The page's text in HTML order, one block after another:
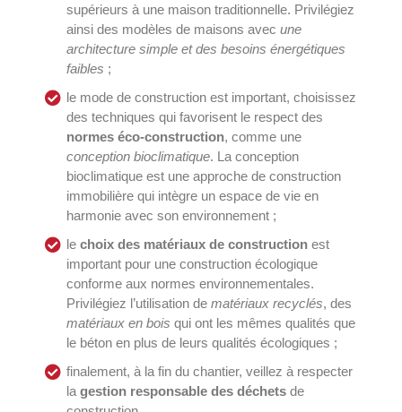
supérieurs à une maison traditionnelle. Privilégiez
ainsi des modèles de maisons avec une
architecture simple et des besoins énergétiques
faibles ;
le mode de construction est important, choisissez
des techniques qui favorisent le respect des
normes éco-construction, comme une
conception bioclimatique. La conception
bioclimatique est une approche de construction
immobilière qui intègre un espace de vie en
harmonie avec son environnement ;
le choix des matériaux de construction est
important pour une construction écologique
conforme aux normes environnementales.
Privilégiez l’utilisation de matériaux recyclés, des
matériaux en bois qui ont les mêmes qualités que
le béton en plus de leurs qualités écologiques ;
finalement, à la fin du chantier, veillez à respecter
la gestion responsable des déchets de